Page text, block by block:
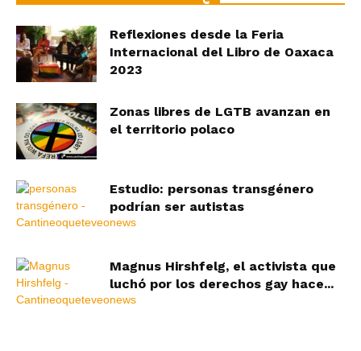
Reflexiones desde la Feria
Internacional del Libro de Oaxaca
2023
Zonas libres de LGTB avanzan en
el territorio polaco
Estudio: personas transgénero
podrían ser autistas
Magnus Hirshfelg, el activista que
luchó por los derechos gay hace...